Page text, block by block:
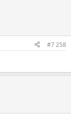
#7 258